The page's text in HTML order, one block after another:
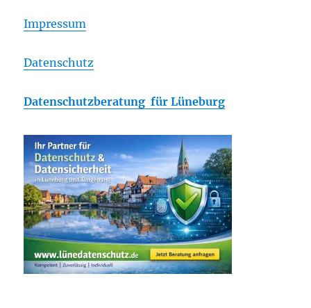
Impressum
Datenschutz
Datenschutzberatung für Lüneburg